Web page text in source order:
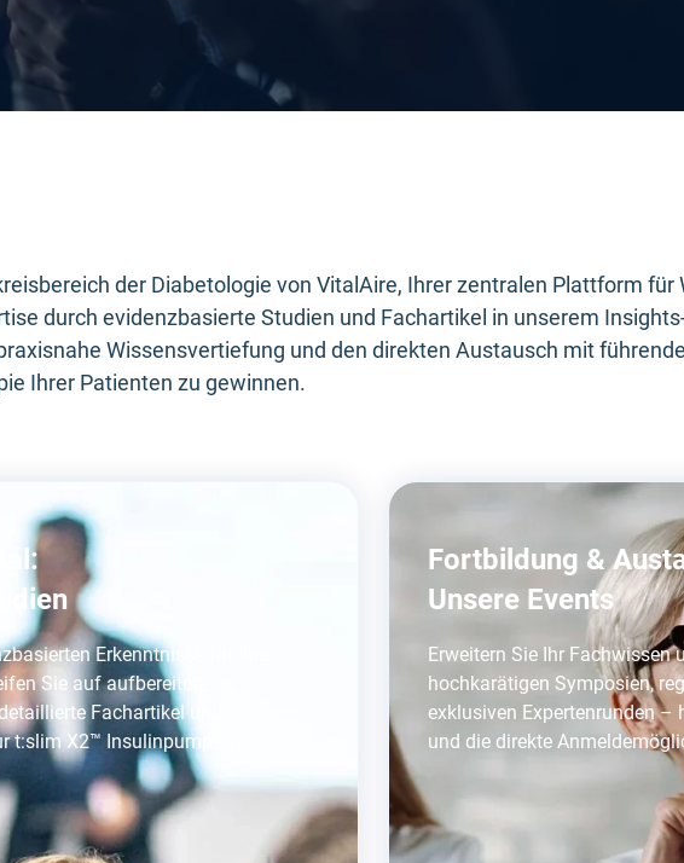
der Diabetologie von VitalAire, Ihrer zentralen Plattform für
durch evidenzbasierte Studien und Fachartikel in unserem
Wissensvertiefung und den direkten Austausch mit
Ihrer Patienten zu gewinnen.
Erkenntnisse für Ihre
Sie auf aufbereitete
Fachartikel und
t:slim X2™ Insulinpumpe zu.
Fortbildung &
Unsere Events
Erweitern Sie Ihr Fachwissen
hochkarätigen Symposien,
exklusiven Expertenrunden –
und die direkte